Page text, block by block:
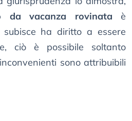
da vacanza rovinata è
ha diritto a essere
ciò è possibile soltanto
sono attribuibili